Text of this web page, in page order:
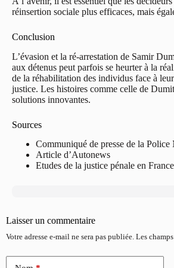
réinsertion sociale plus efficaces, mais
Conclusion
L’évasion et la ré-arrestation de Samir
aux détenus peut parfois se heurter à la
de la réhabilitation des individus face à
justice. Les histoires comme celle de
solutions innovantes.
Sources
Communiqué de presse de la
Article d’Autonews
Etudes de la justice pénale en France
Laisser un commentaire
Votre adresse e-mail ne sera pas publiée. Les